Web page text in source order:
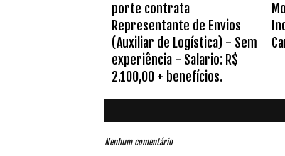
porte contrata
Representante de Envios
(Auxiliar de Logística) - Sem
experiência - Salario: R$
2.100,00 + benefícios.
Nenhum comentário